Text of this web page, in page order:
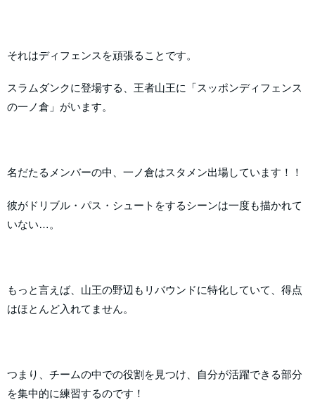
それはディフェンスを頑張ることです。
スラムダンクに登場する、王者山王に「スッポンディフェンス
の一ノ倉」がいます。
名だたるメンバーの中、一ノ倉はスタメン出場しています！！
彼がドリブル・パス・シュートをするシーンは一度も描かれて
いない…。
もっと言えば、山王の野辺もリバウンドに特化していて、得点
はほとんど入れてません。
つまり、チームの中での役割を見つけ、自分が活躍できる部分
を集中的に練習するのです！